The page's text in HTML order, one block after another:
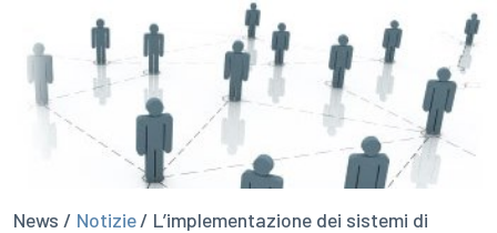
News / Notizie/ L’implementazione dei sistemi di